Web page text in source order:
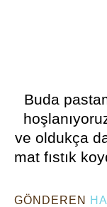
Buda
ve oldukça
mat fıstık
GÖNDEREN